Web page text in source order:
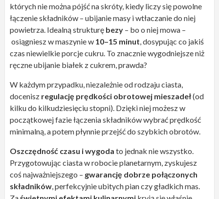
których nie można pójść na skróty, kiedy liczy się powolne
łączenie składników – ubijanie masy i wtłaczanie do niej
powietrza. Idealną strukturę bezy – bo o niej mowa –
osiągniesz w maszynie w 10–15 minut, dosypując co jakiś
czas niewielkie porcje cukru. To znacznie wygodniejsze niż
ręczne ubijanie białek z cukrem, prawda?
W każdym przypadku, niezależnie od rodzaju ciasta,
docenisz regulację prędkości obrotowej mieszadeł(od
kilku do kilkudziesięciu stopni). Dzięki niej możesz w
początkowej fazie łączenia składników wybrać prędkość
minimalną, a potem płynnie przejść do szybkich obrotów.
Oszczędność czasu i wygoda to jednak nie wszystko.
Przygotowując ciasta w robocie planetarnym, zyskujesz
coś najważniejszego – gwarancję dobrze połączonych
składników, perfekcyjnie ubitych pian czy gładkich mas.